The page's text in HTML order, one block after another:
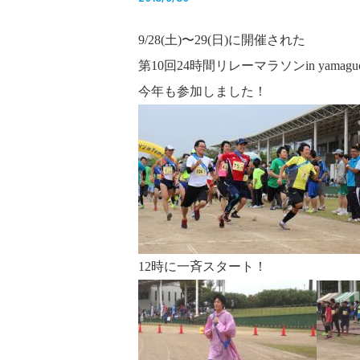
9/28(土)〜29(日)に開催された
第10回24時間リレーマラソンin
今年も参加しました！
12時に一斉スタート！